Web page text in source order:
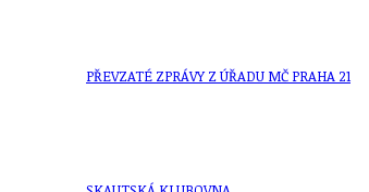
PŘEVZATÉ ZPRÁVY Z ÚŘADU MČ PRAHA 21